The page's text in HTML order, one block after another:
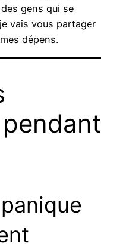
gens qui se
vais vous partager
dépens.